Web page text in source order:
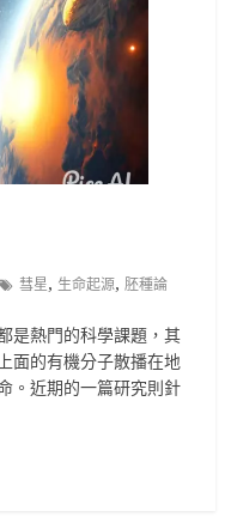
彗星, 生命起源,胚種論
是熱門的科學課題，其
面的有機分子散播在地
。近期的一篇研究則針